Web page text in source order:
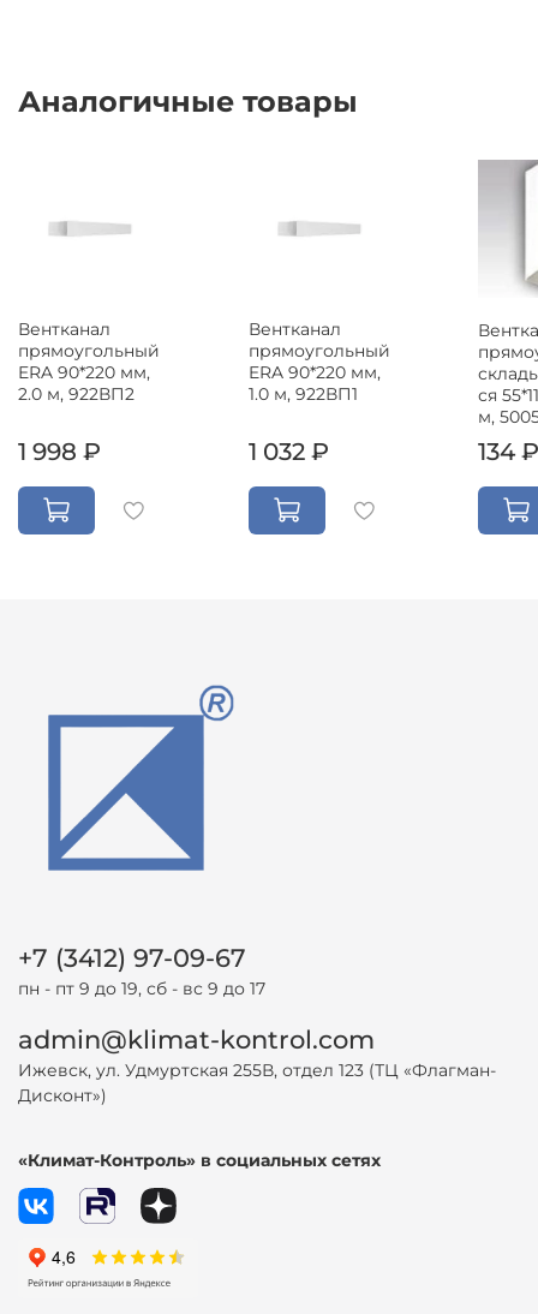
Аналогичные товары
Вентканал
прямоугольный
ERA 90*220 мм,
2.0 м, 922ВП2
1 998 ₽
Вентканал
прямоугольный
ERA 90*220 мм,
1.0 м, 922ВП1
1 032 ₽
ся
м,
134 ₽
+7 (3412) 97-09-67
пн - пт 9 до 19, сб - вс 9 до 17
admin@klimat-kontrol.com
Ижевск, ул. Удмуртская 255В, отдел 123 (ТЦ «Флагман-
Дисконт»)
«Климат-Контроль» в социальных сетях